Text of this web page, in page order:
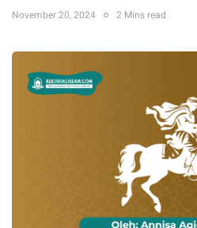
November 20, 2024 2 Mins read